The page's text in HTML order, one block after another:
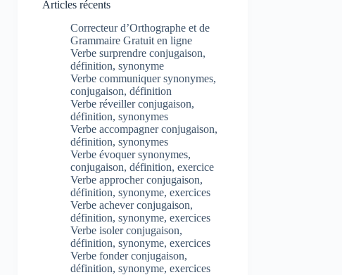
Articles récents
Correcteur d’Orthographe et de
Grammaire Gratuit en ligne
Verbe surprendre conjugaison,
définition, synonyme
Verbe communiquer synonymes,
conjugaison, définition
Verbe réveiller conjugaison,
définition, synonymes
Verbe accompagner conjugaison,
définition, synonymes
Verbe évoquer synonymes,
conjugaison, définition, exercice
Verbe approcher conjugaison,
définition, synonyme, exercices
Verbe achever conjugaison,
définition, synonyme, exercices
Verbe isoler conjugaison,
définition, synonyme, exercices
Verbe fonder conjugaison,
définition, synonyme, exercices